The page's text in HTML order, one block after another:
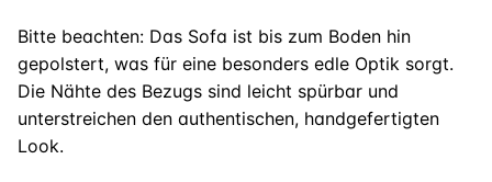
Bitte beachten: Das Sofa ist bis zum Boden hin
gepolstert, was für eine besonders edle Optik sorgt.
Die Nähte des Bezugs sind leicht spürbar und
unterstreichen den authentischen, handgefertigten
Look.